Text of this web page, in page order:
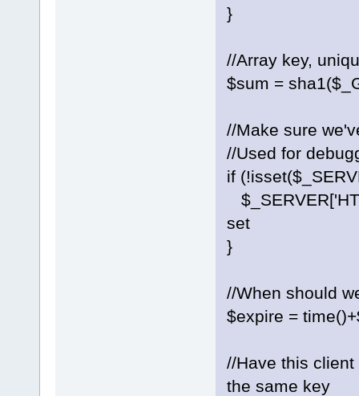
}
//Array key,
$sum =
//Make sure
//Used for
if
set
}
//When should
$expire =
//Have this
the same key